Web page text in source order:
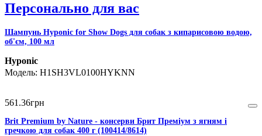
Персонально для вас
Шампунь Hyponic for Show Dogs для собак з кипарисовою водою,
об'єм, 100 мл
Hyponic
H1SH3VL0100HYKNN
561 .36грн
Brit Premium by Nature - консерви Брит Преміум з ягням і
гречкою для собак 400 г (100414/8614)